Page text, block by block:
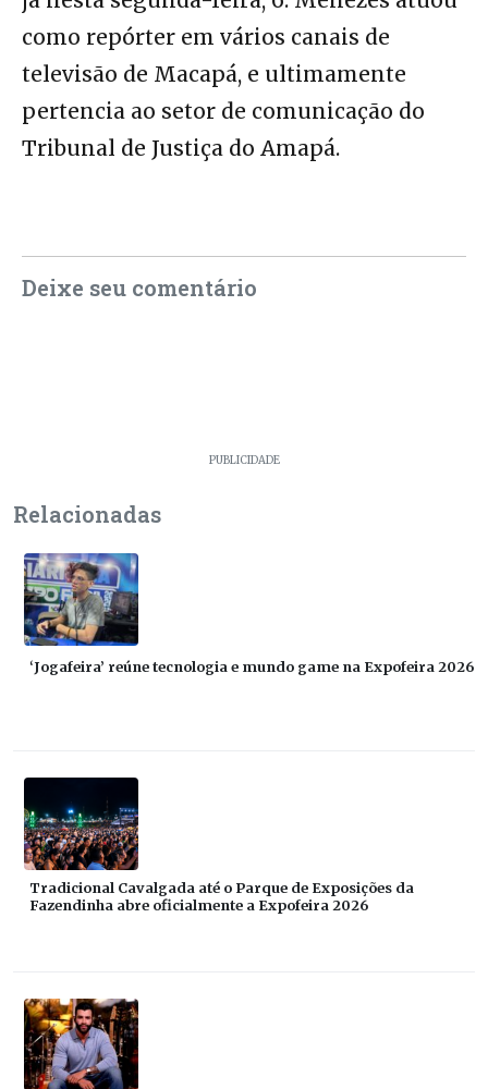
como repórter em vários canais de
televisão de Macapá, e ultimamente
pertencia ao setor de comunicação do
Tribunal de Justiça do Amapá.
Deixe seu comentário
PUBLICIDADE
Relacionadas
‘Jogafeira’ reúne tecnologia e mundo game na Expofeira 2026
Tradicional Cavalgada até o Parque de Exposições da
Fazendinha abre oficialmente a Expofeira 2026